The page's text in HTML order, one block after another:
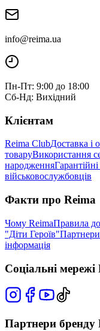
info@reima.ua
Пн-Пт: 9:00 до 18:00
Сб-Нд: Вихідний
Клієнтам
Reima ClubДоставка і
товаруВикористання
народження
військовослужбовців
Факти про Reima
Чому ReimaПравила
"Діти Героїв"
інформація
Соціальні мережі
Партнери бренду